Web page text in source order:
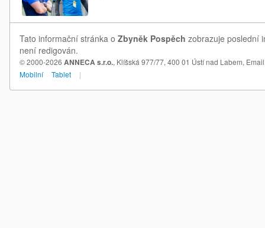
Tato informační stránka o Zbyněk Pospěch zobrazuje poslední
není redigován.
© 2000-2026 ANNECA s.r.o., Klíšská 977/77, 400 01 Ústí nad Labem,
Mobilní
Tablet |